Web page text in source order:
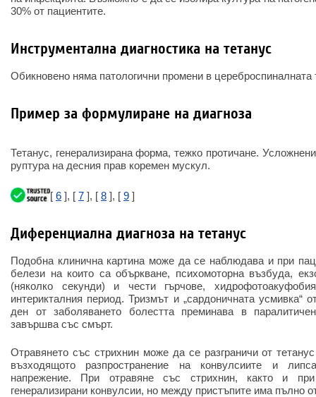
30% от пациентите.
Инструментална диагностика на тетанус
Обикновено няма патологични промени в цереброспиналната
Пример за формулиране на диагноза
Тетанус, генерализирана форма, тежко протичане.
руптура на десния прав коремен мускул.
[ 6 ], [ 7 ], [ 8 ], [ 9 ]
Диференциална диагноза на тетанус
Подобна клинична картина може да се наблюдава и при
белези на които са объркване, психомоторна възбуда,
(няколко секунди) и чести гърчове,
интерикталния период. Тризмът и „сардоничната усмивка“
ден от заболяването болестта преминава в
завършва със смърт.
Отравянето със стрихнин може да се разграничи от
възходящото разпространение на конвулсиите и
напрежение. При отравяне със стрихнин, както и
генерализирани конвулсии, но между пристъпите има пълно